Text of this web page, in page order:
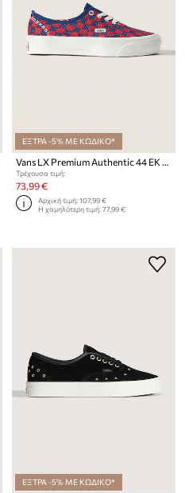
ΕΞΤΡΑ -5% ΜΕ ΚΩΔΙΚΟ*
Vans LX Premium Authentic 44 EK Checkerboard πάνινα sneakers
Τρέχουσα τιμή:
73,99 €
Αρχική τιμή:107,99 €
Η χαμηλότερη τιμή:77,99 €
ΕΞΤΡΑ -5% ΜΕ ΚΩΔΙΚΟ*